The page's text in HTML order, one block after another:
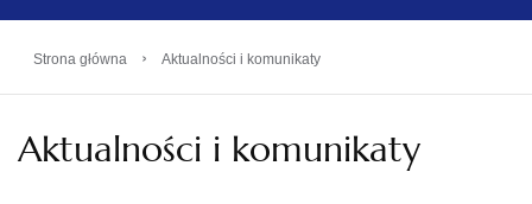
Strona główna › Aktualności i komunikaty
Aktualności i komunikaty